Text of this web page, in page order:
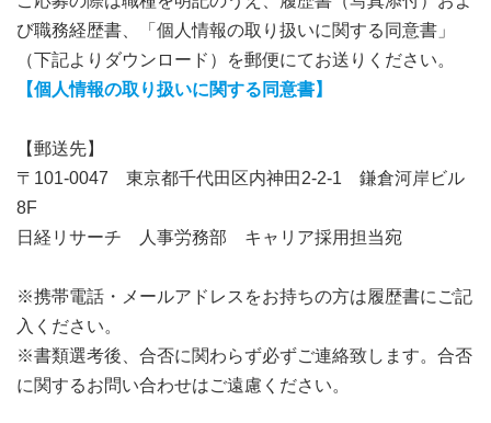
び職務経歴書、「個人情報の取り扱いに関する同意書」
（下記よりダウンロード）を郵便にてお送りください。
【個人情報の取り扱いに関する同意書】
【郵送先】
〒101-0047 東京都千代田区内神田2-2-1 鎌倉河岸ビル
8F
日経リサーチ 人事労務部 キャリア採用担当宛
※携帯電話・メールアドレスをお持ちの方は履歴書にご記
入ください。
※書類選考後、合否に関わらず必ずご連絡致します。合否
に関するお問い合わせはご遠慮ください。